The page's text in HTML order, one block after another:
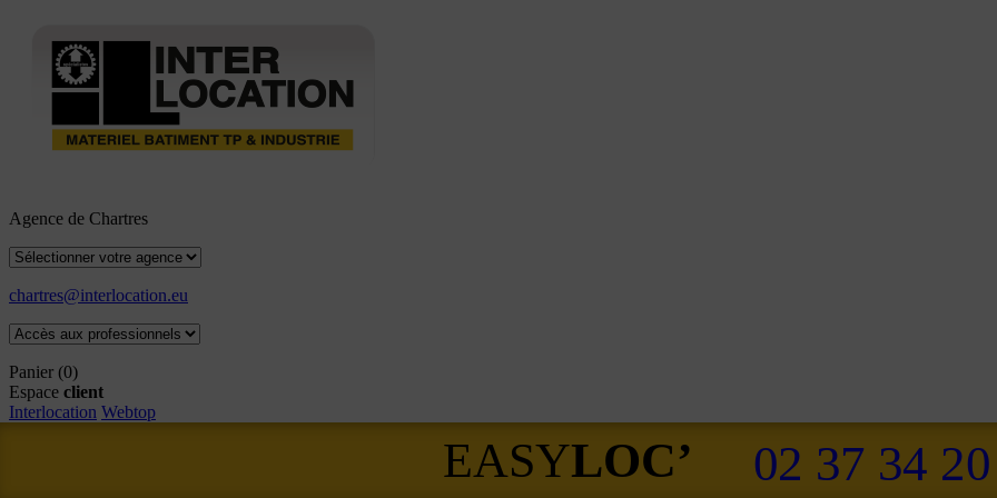
Agence de Chartres
chartres@interlocation.eu
Panier (0)
Espace client
Interlocation Webtop
EASYLOC’ 02 37 34